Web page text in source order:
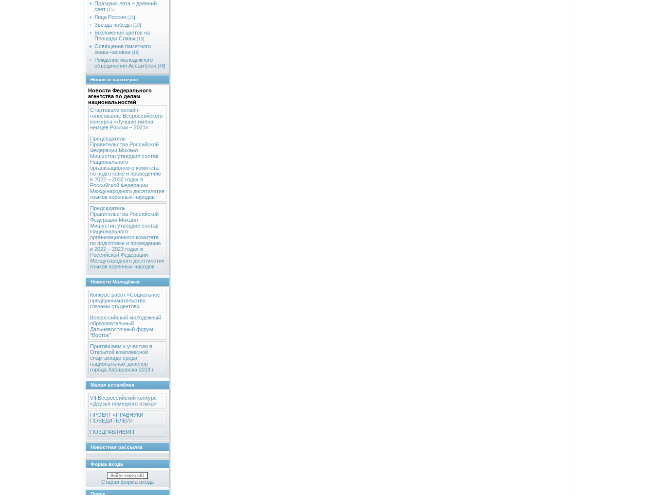
Праздник лета – древний
свет [15]
Лица России [15]
Звезда победы [18]
Возложение цветов на
Площади Славы [13]
Освящение памятного
знака-часовни [19]
Рождение молодежного
объединения Ассамблеи [46]
Новости партнеров
Новости Федерального
агентства по делам
национальностей
Стартовало онлайн-
голосование Всероссийского
конкурса «Лучшие имена
немцев России – 2021»
Председатель
Правительства Российской
Федерации Михаил
Мишустин утвердил состав
Национального
организационного комитета
по подготовке и проведению
в 2022 – 2032 годах в
Российской Федерации
Международного десятилетия
языков коренных народов
Председатель
Правительства Российской
Федерации Михаил
Мишустин утвердил состав
Национального
организационного комитета
по подготовке и проведению
в 2022 – 2023 годах в
Российской Федерации
Международного десятилетия
языков коренных народов
Новости Молодёжки
Конкурс работ «Социальное
предпринимательство
глазами студентов».
Всероссийский молодежный
образовательный
Дальневосточный форум
"Восток"
Приглашаем к участию в
Открытой комплексной
спартакиаде среди
национальных диаспор
города Хабаровска 2019 г.
Малая ассамблея
VII Всероссийский конкурс
«Друзья немецкого языка»
ПРОЕКТ «ПРАВНУКИ
ПОБЕДИТЕЛЕЙ»
ПОЗДРАВЛЯЕМ!!!
Новостная рассылка
Форма входа
Войти через uID
Старая форма входа
Поиск